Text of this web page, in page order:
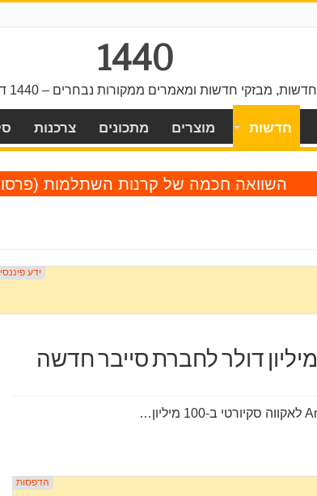
1440
חדשות, מבזקי חדשות ומאמרים ממקורות נבחרים – 1440 ד' ביממה.
חדשות מוצרים מתכונים צרכנות
השוואה חכמה של קרנות השתלמות